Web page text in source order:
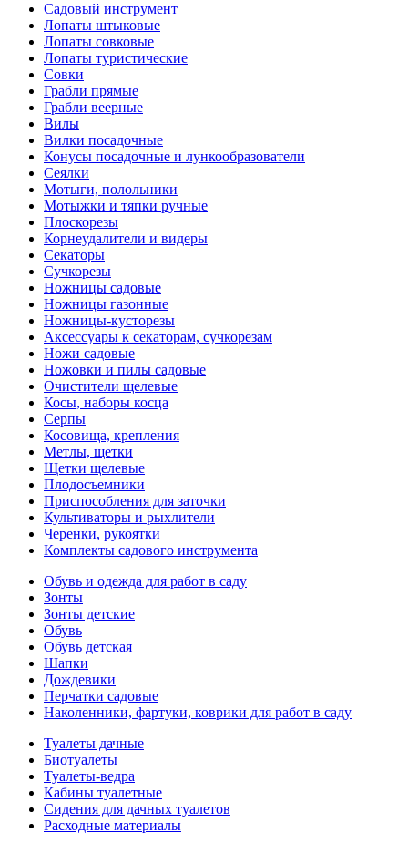
Садовый инструмент
Лопаты штыковые
Лопаты совковые
Лопаты туристические
Совки
Грабли прямые
Грабли веерные
Вилы
Вилки посадочные
Конусы посадочные и лункообразователи
Сеялки
Мотыги, полольники
Мотыжки и тяпки ручные
Плоскорезы
Корнеудалители и видеры
Секаторы
Сучкорезы
Ножницы садовые
Ножницы газонные
Ножницы-кусторезы
Аксессуары к секаторам, сучкорезам
Ножи садовые
Ножовки и пилы садовые
Очистители щелевые
Косы, наборы косца
Серпы
Косовища, крепления
Метлы, щетки
Щетки щелевые
Плодосъемники
Приспособления для заточки
Культиваторы и рыхлители
Черенки, рукоятки
Комплекты садового инструмента
Обувь и одежда для работ в саду
Зонты
Зонты детские
Обувь
Обувь детская
Шапки
Дождевики
Перчатки садовые
Наколенники, фартуки, коврики для работ в саду
Туалеты дачные
Биотуалеты
Туалеты-ведра
Кабины туалетные
Сидения для дачных туалетов
Расходные материалы